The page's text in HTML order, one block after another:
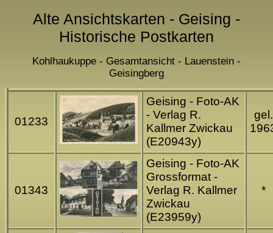
Alte Ansichtskarten - Geising -
Historische Postkarten
Kohlhaukuppe - Gesamtansicht - Lauenstein -
Geisingberg
01233
Geising - Foto-AK
- Verlag R.
Kallmer Zwickau
(E20943y)
gel.
01343
Geising - Foto-AK
Grossformat -
Verlag R. Kallmer
Zwickau
(E23959y)
*